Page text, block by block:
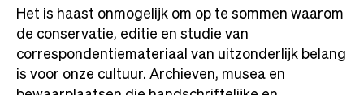
Het is haast onmogelijk om op te sommen waarom
de conservatie, editie en studie van
correspondentiemateriaal van uitzonderlijk belang
is voor onze cultuur. Archieven, musea en